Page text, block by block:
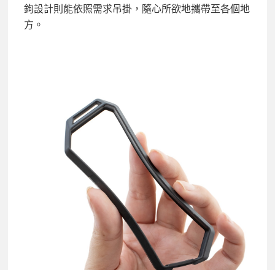
鉤設計則能依照需求吊掛，隨心所欲地攜帶至各個地
方。